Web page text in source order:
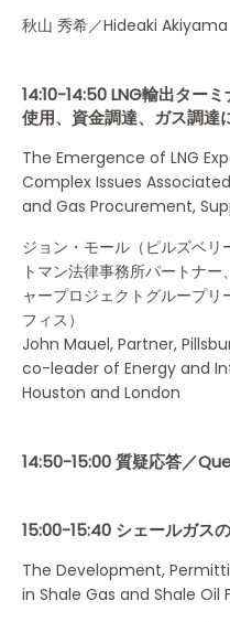
秋山 秀希／Hideaki Akiyama
14:10-14:50 LNG輸出ター
使用、資金調達、ガス調達
The Emergence of LNG
Complex Issues
and Gas Procurement,
ジョン・モール（ピルズベ
トマン法律事務所パートナ
ャープロジェクトグループ
フィス）
John Mauel, Partner,
co-leader of Energy and
Houston and London
14:50-15:00 質疑応答／
15:00-15:40 シェールガス
The Development,
in Shale Gas and Shale Oil